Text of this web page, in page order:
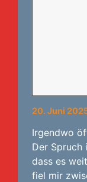
20. Juni
Irgendwo
Der Spruch
dass es
fiel mir